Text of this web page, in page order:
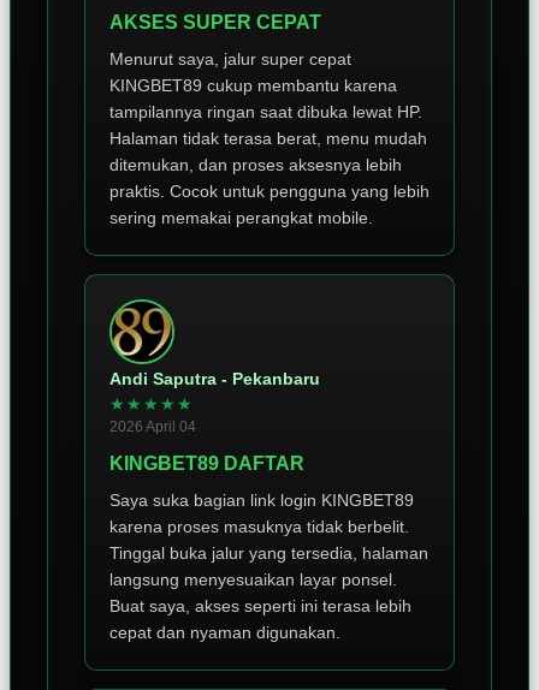
AKSES SUPER CEPAT
Menurut saya, jalur super cepat
KINGBET89 cukup membantu karena
tampilannya ringan saat dibuka lewat HP.
Halaman tidak terasa berat, menu mudah
ditemukan, dan proses aksesnya lebih
praktis. Cocok untuk pengguna yang lebih
sering memakai perangkat mobile.
Andi Saputra - Pekanbaru
★★★★★
2026 April 04
KINGBET89 DAFTAR
Saya suka bagian link login KINGBET89
karena proses masuknya tidak berbelit.
Tinggal buka jalur yang tersedia, halaman
langsung menyesuaikan layar ponsel.
Buat saya, akses seperti ini terasa lebih
cepat dan nyaman digunakan.